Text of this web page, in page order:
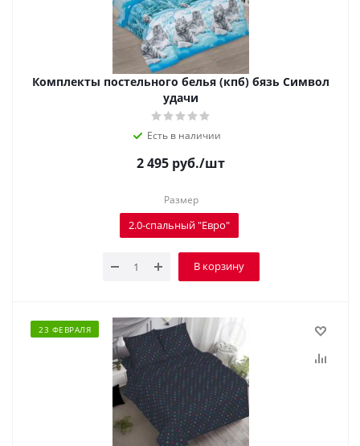
Комплекты постельного белья (кпб) бязь Символ
удачи
Есть в наличии
2 495 руб./шт
Размер
2.0-спальный "Евро"
В корзину
23 ФЕВРАЛЯ